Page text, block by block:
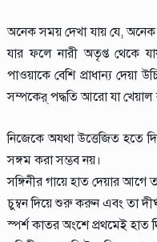
অনেক সময় দেখা যায় যে,
যার ফলে নারী অতৃপ্ত থেকে
পাওয়াকে বেশি প্রাধান্য দেয়া
সম্পকের্ পদ্ধতি আরো যা খেয়াল
নিজেকে অযথা উত্তেজিত হতে
সঙ্গম করা সম্ভব নয়।
সঙ্গিনীর গায়ে হাত দেয়ার আগে
চুম্বন দিয়ে শুরু করুন এবং তা
স্পর্শ কাতর অংশে প্রথমেই হাত